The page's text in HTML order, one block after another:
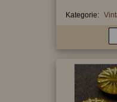
Kategorie: